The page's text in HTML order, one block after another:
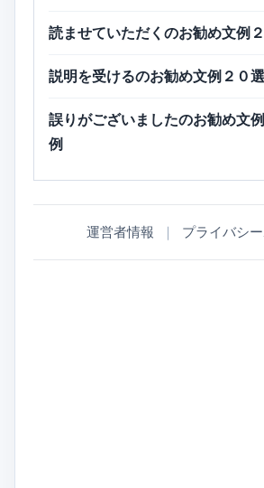
読ませていただくのお勧め文例
説明を受けるのお勧め文例２０
誤りがございましたのお勧め文
例
運営者情報 ｜ プライバシ